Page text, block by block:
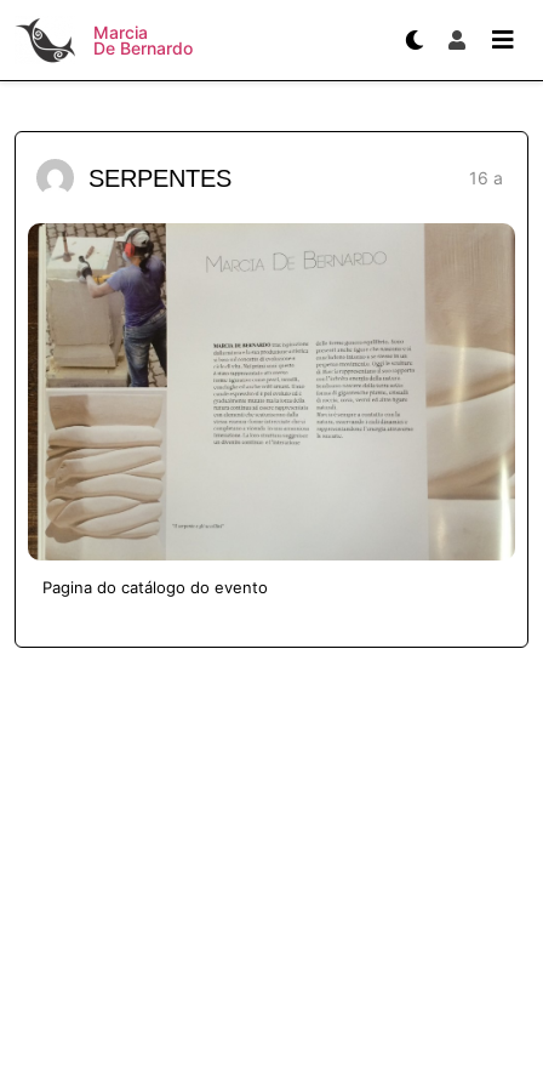
Marcia
De Bernardo
SERPENTES 16 a
Pagina do catálogo do evento